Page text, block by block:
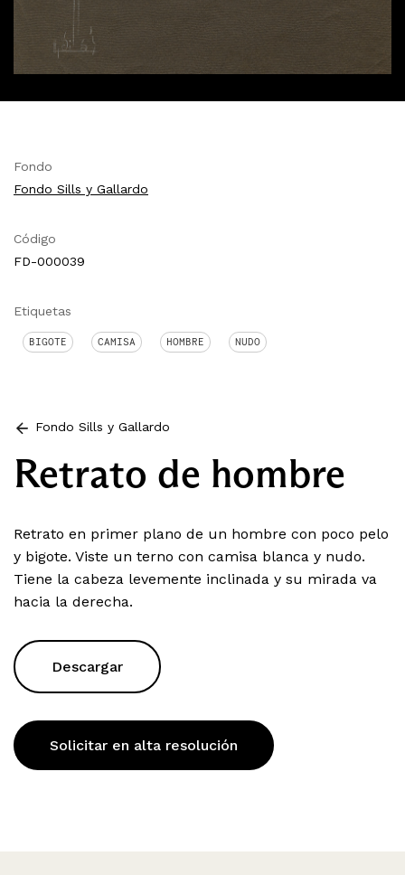
Fondo
Fondo Sills y Gallardo
Código
FD-000039
Etiquetas
BIGOTE CAMISA HOMBRE NUDO
Fondo Sills y Gallardo
Retrato de hombre
Retrato en primer plano de un hombre con poco pelo
y bigote. Viste un terno con camisa blanca y nudo.
Tiene la cabeza levemente inclinada y su mirada va
hacia la derecha.
Descargar
Solicitar en alta resolución